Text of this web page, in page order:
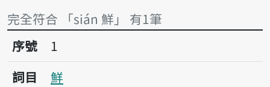
完全符合 「sián 鮮」 有1筆
序號1鮮
序號
1
詞目
鮮